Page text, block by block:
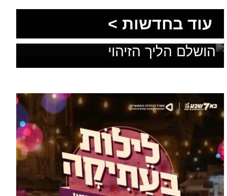
עוד מומחים >
הסעות בדרום 2026: כך
מתכננים נסיעה קבוצתית
מושלמת לנגב, לאילת ולים
המלח